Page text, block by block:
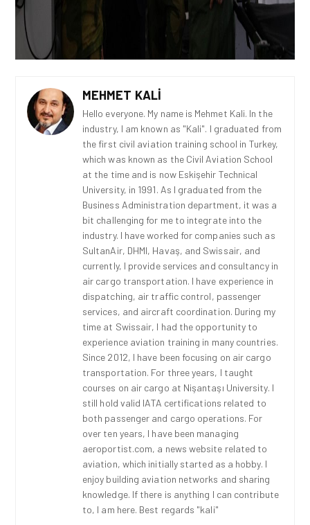
MEHMET KALI
Hello everyone. My name is Mehmet Kali. In the
industry, I am known as "Kali". I graduated from
the first civil aviation training school in Turkey,
which was known as the Civil Aviation School
at the time and is now Eskişehir Technical
University, in 1991. As I graduated from the
Business Administration department, it was a
bit challenging for me to integrate into the
industry. I have worked for companies such as
SultanAir, DHMI, Havaş, and Swissair, and
currently, I provide services and consultancy in
air cargo transportation. I have experience in
dispatching, air traffic control, passenger
services, and aircraft coordination. During my
time at Swissair, I had the opportunity to
experience aviation training in many countries.
Since 2012, I have been focusing on air cargo
transportation. For three years, I taught
courses on air cargo at Nişantaşı University. I
still hold valid IATA certifications related to
both passenger and cargo operations. For
over ten years, I have been managing
aeroportist.com, a news website related to
aviation, which initially started as a hobby. I
enjoy building aviation networks and sharing
knowledge. If there is anything I can contribute
to, I am here. Best regards "kali"